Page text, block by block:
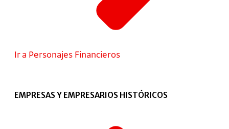
Ir a Personajes Financieros
EMPRESAS Y EMPRESARIOS HISTÓRICOS